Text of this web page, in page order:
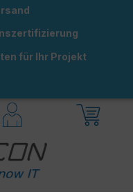
für Ihr Projekt